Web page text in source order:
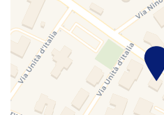
Sala da pranzo privata
Terrazza abitabile
Toaster
TV
TV alta definizione >32 pollici
TV satellitare